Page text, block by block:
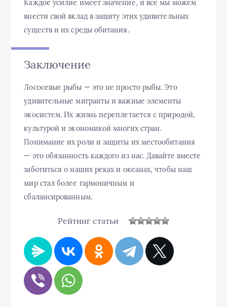
Каждое усилие имеет значение, и все мы можем
внести свой вклад в защиту этих удивительных
существ и их среды обитания.
Заключение
Лососевые рыбы — это не просто рыбы. Это
удивительные мигранты и важные элементы
экосистем. Их жизнь переплетается с природой,
культурой и экономикой многих стран.
Понимание их роли и защиты их местообитания
— это обязанность каждого из нас. Давайте вместе
заботиться о наших реках и океанах, чтобы наш
мир стал более гармоничным и
сбалансированным.
Рейтинг статьи